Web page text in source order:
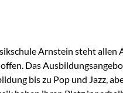
Arnstein steht allen
Das
bis zu Pop und Jazz,